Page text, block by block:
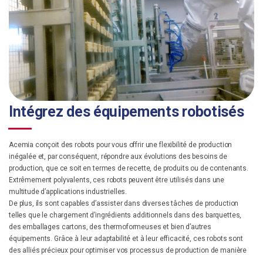
Intégrez des équipements robotisés
Acemia conçoit des robots pour vous offrir une flexibilité de production
inégalée et, par conséquent, répondre aux évolutions des besoins de
production, que ce soit en termes de recette, de produits ou de contenants.
Extrêmement polyvalents, ces robots peuvent être utilisés dans une
multitude d’applications industrielles.
De plus, ils sont capables d’assister dans diverses tâches de production
telles que le chargement d’ingrédients additionnels dans des barquettes,
des emballages cartons, des thermoformeuses et bien d’autres
équipements. Grâce à leur adaptabilité et à leur efficacité, ces robots sont
des alliés précieux pour optimiser vos processus de production de manière